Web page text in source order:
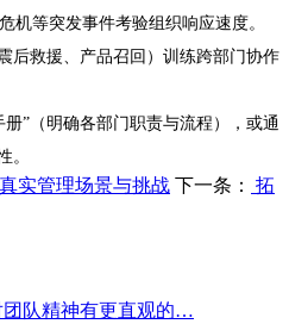
等突发事件考验组织响应速度。
后救援、产品召回）训练跨部门协作
”（明确各部门职责与流程），或通
。
实管理场景与挑战 下一条：
拓
队精神有更直观的…